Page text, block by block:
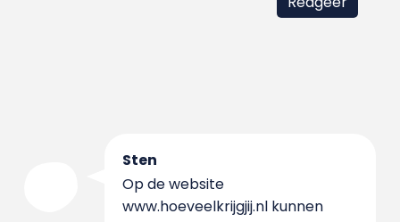
Sten
Op de website
www.hoeveelkrijgjij.nl kunnen